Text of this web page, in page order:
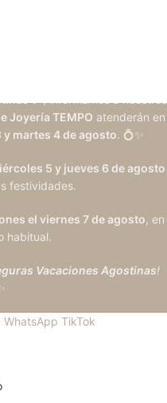
Joyería TEMPO atenderán en
y martes 4 de agosto. 💍✨
5 y jueves 6 de agosto
festividades.
el viernes 7 de agosto, en
habitual.
Vacaciones Agostinas!
WhatsApp TikTok